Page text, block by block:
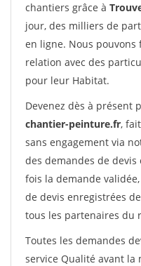
chantiers grâce à
jour, des milliers de
en ligne. Nous
relation avec des
pour leur Habitat.
Devenez dès à présent
chantier-peinture.fr,
sans engagement via
des demandes de
fois la demande
de devis enregistrées
tous les partenaires du
Toutes les demandes
service Qualité avant la